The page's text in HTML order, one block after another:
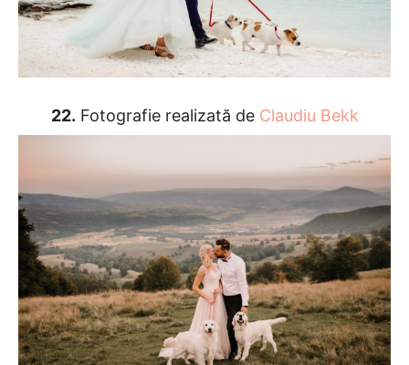
22. Fotografie realizată de Claudiu Bekk